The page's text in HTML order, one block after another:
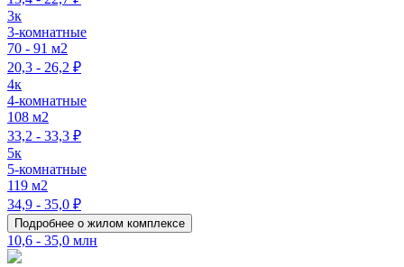
3к
3-комнатные
70 - 91 м2
20,3 - 26,2 ₽
4к
4-комнатные
108 м2
33,2 - 33,3 ₽
5к
5-комнатные
119 м2
34,9 - 35,0 ₽
Подробнее о жилом комплексе
10,6 - 35,0 млн